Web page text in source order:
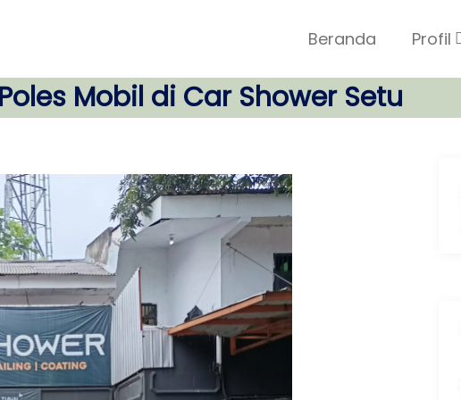
Beranda Profil
Poles Mobil di Car Shower Setu